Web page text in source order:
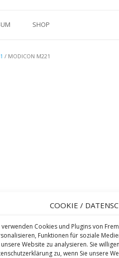
COOKIE /
verwenden Cookies und Plugins von
Funktionen für soziale
Website zu analysieren. Sie
zu, wenn Sie unsere
SHOP
/ MODICON M221